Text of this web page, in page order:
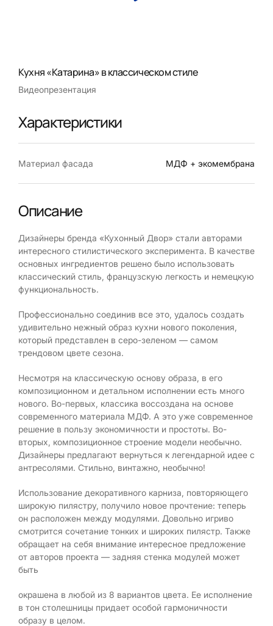
Кухня «Катарина» в классическом стиле
Видеопрезентация
Характеристики
Материал фасада МДФ + экомембрана
Описание
Дизайнеры бренда «Кухонный Двор» стали авторами
интересного стилистического эксперимента. В качестве
основных ингредиентов решено было использовать
классический стиль, французскую легкость и немецкую
функциональность.
Профессионально соединив все это, удалось создать
удивительно нежный образ кухни нового поколения,
который представлен в серо-зеленом — самом
трендовом цвете сезона.
Несмотря на классическую основу образа, в его
композиционном и детальном исполнении есть много
нового. Во-первых, классика воссоздана на основе
современного материала МДФ. А это уже современное
решение в пользу экономичности и простоты. Во-
вторых, композиционное строение модели необычно.
Дизайнеры предлагают вернуться к легендарной идее с
антресолями. Стильно, винтажно, необычно!
Использование декоративного карниза, повторяющего
широкую пилястру, получило новое прочтение: теперь
он расположен между модулями. Довольно игриво
смотрится сочетание тонких и широких пилястр. Также
обращает на себя внимание интересное предложение
от авторов проекта — задняя стенка модулей может
быть
окрашена в любой из 8 вариантов цвета. Ее исполнение
в тон столешницы придает особой гармоничности
образу в целом.